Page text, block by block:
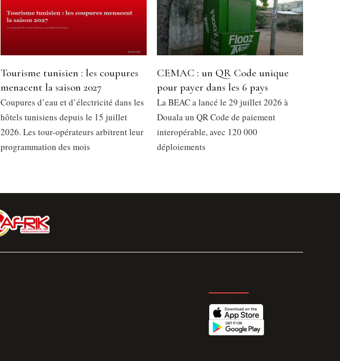
Tourisme tunisien : les coupures
menacent la saison 2027
Coupures d’eau et d’électricité dans les
hôtels tunisiens depuis le 15 juillet
2026. Les tour-opérateurs arbitrent leur
programmation des mois
CEMAC : un QR Code unique
pour payer dans les 6 pays
La BEAC a lancé le 29 juillet 2026 à
Douala un QR Code de paiement
interopérable, avec 120 000
déploiements